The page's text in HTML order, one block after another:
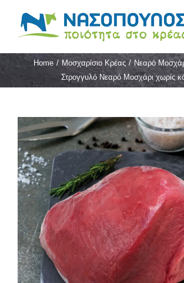
content
Home / Μοσχαρίσιο Κρέας / Νεαρό
Στρογγυλό Νεαρό Μοσχάρι χωρίς